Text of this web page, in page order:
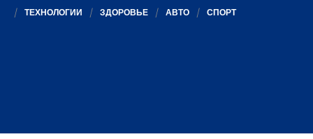
ТЕХНОЛОГИИ
ЗДОРОВЬЕ АВТО СПОРТ